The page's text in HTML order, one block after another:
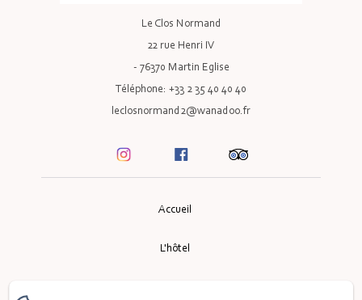
Le Clos Normand
22 rue Henri IV
- 76370 Martin Eglise
Téléphone: +33 2 35 40 40 40
leclosnormand2@wanadoo.fr
Accueil
L'hôtel